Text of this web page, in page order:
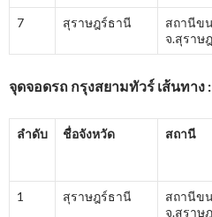
7 สุราษฎร์ธานี
สถานีข
จ.สุราษ
จุดจอดรถ กรุงสยามทัวร์ เส้นทาง
ลำดับ ชื่อจังหวัด สถานี
1 สุราษฎร์ธานี
สถานีข
จ.สุราษ